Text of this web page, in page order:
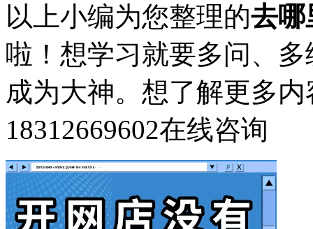
以上小编为您整理的去哪
啦！想学习就要多问、
成为大神。想了解更多
18312669602在线咨询